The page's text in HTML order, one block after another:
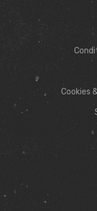
Cookies